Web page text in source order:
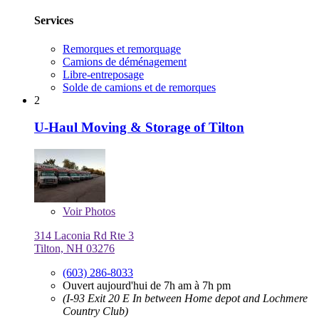
Services
Remorques et remorquage
Camions de déménagement
Libre-entreposage
Solde de camions et de remorques
2
U-Haul Moving & Storage of Tilton
VoirPhotos
314 Laconia Rd Rte 3
Tilton, NH 03276
(603) 286-8033
Ouvert aujourd'hui de 7h am à 7h pm
(I-93 Exit 20 E In between Home depot and Lochmere
Country Club)